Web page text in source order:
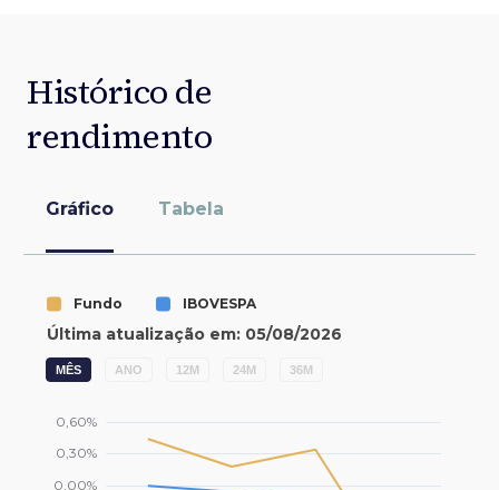
Histórico de
rendimento
Gráfico Tabela
MÊS ANO 12M 24M 36M